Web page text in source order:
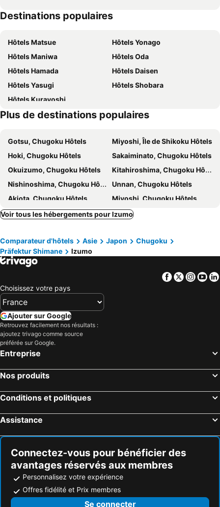
New Welcity Izumo
Izumo Green Morris
Izumo Hiyori Stay Horikawa Bettei
Nagata
Hakkoen
Nipponia Izumo Sagiura Fisherman Town
Kohan no Onsen Yado Kunibiki - Vacation STAY 35288v
Jikukan Mukae
Hotel Jodai
Dormy Inn Express Unnan Natural Hot Spring
Destinations populaires
Hôtels Matsue
Hôtels Yonago
Hôtels Maniwa
Hôtels Oda
Hôtels Hamada
Hôtels Daisen
Hôtels Yasugi
Hôtels Shobara
Hôtels Kurayoshi
Plus de destinations populaires
Gotsu, Chugoku Hôtels
Miyoshi, Île de Shikoku Hôtels
Hoki, Chugoku Hôtels
Sakaiminato, Chugoku Hôtels
Okuizumo, Chugoku Hôtels
Kitahiroshima, Chugoku Hôtels
Nishinoshima, Chugoku Hôtels
Unnan, Chugoku Hôtels
Akiota, Chugoku Hôtels
Miyoshi, Chugoku Hôtels
Nichinan, Chugoku Hôtels
Onan, Chugoku Hôtels
Misato, Chugoku Hôtels
Inan, Chugoku Hôtels
Hiezu, Chugoku Hôtels
Niimi, Chugoku Hôtels
Jinsekikogen, Chugoku Hôtels
Hiroshima, Chugoku Hôtels
Okayama, Chugoku Hôtels
Imabari, Île de Shikoku Hôtels
Hatsukaichi, Chugoku Hôtels
Tokyo, Kanto Hôtels
Kyoto, Kinki Hôtels
Fukuoka, Île de Kyushu Hôtels Hakuba, Chubu und Hokuriku Hôtels
Voir tous les hébergements pour Izumo
Comparateur d'hôtels Asie Japon
Chugoku
Präfektur Shimane
Izumo
Facebook
Twitter
Choisissez votre pays
Ajouter sur Google
Retrouvez facilement nos résultats :
ajoutez trivago comme source
préférée sur Google.
Entreprise
Nos produits
Conditions et politiques
Assistance
Connectez-vous pour bénéficier des
avantages réservés aux membres
Personnalisez votre expérience
Offres fidélité et Prix membres
Se connecter